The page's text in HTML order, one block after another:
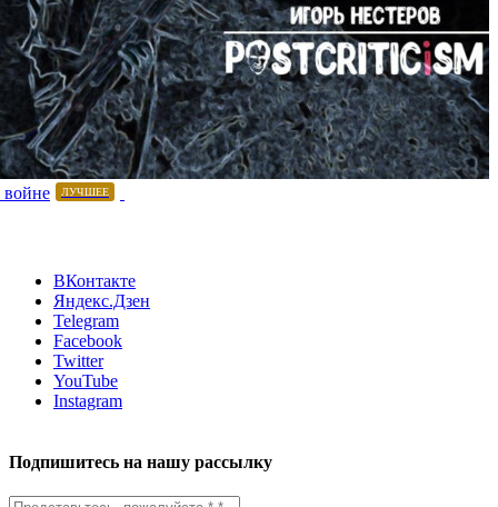
ЛУЧШЕЕ
ВКонтакте
Яндекс.Дзен
Telegram
Facebook
Twitter
YouTube
Instagram
Подпишитесь на нашу рассылку